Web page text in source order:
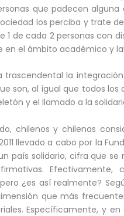
que padecen
los perciba y trate
1 de cada 2 personas con
en el ámbito académico y
trascendental la
son, al igual que todos
y el llamado a la
chilenos y chilenas
llevado a cabo por la
país solidario, cifra que
¿es así realmente?
que más
Específicamente, y